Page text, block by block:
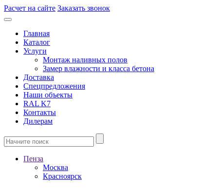
Расчет на сайте Заказать звонок
Главная
Каталог
Услуги
Монтаж наливных полов
Замер влажности и класса бетона
Доставка
Спецпредложения
Наши объекты
RAL K7
Контакты
Дилерам
Пенза
Москва
Красноярск